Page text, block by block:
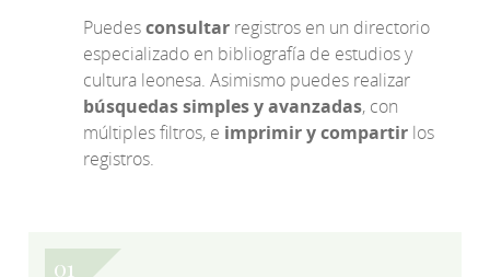
Puedesconsultar registros en un directorio
especializado en bibliografía de estudios y
cultura leonesa. Asimismo puedes realizar
búsquedas simples y avanzadas, con
múltiples filtros, e imprimir y compartir los
registros.